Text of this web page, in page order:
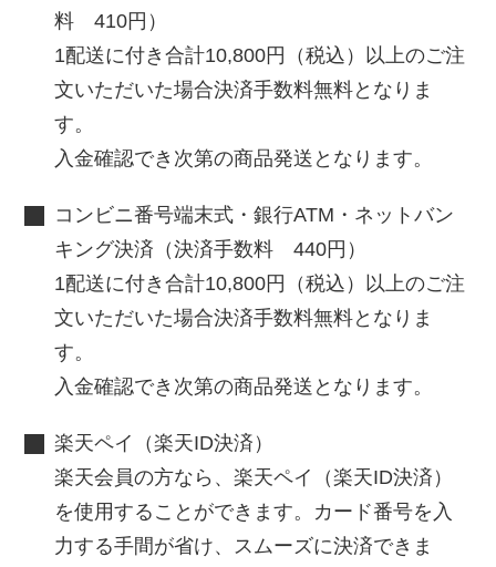
料 410円）
1配送に付き合計10,800円（税込）以上のご注
文いただいた場合決済手数料無料となりま
す。
入金確認でき次第の商品発送となります。
コンビニ番号端末式・銀行ATM・ネットバン
キング決済（決済手数料 440円）
1配送に付き合計10,800円（税込）以上のご注
文いただいた場合決済手数料無料となりま
す。
入金確認でき次第の商品発送となります。
楽天ペイ（楽天ID決済）
楽天会員の方なら、楽天ペイ（楽天ID決済）
を使用することができます。カード番号を入
力する手間が省け、スムーズに決済できま